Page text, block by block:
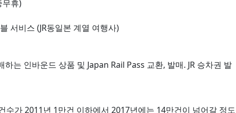
무휴)
서비스 (JR동일본 계열 여행사)
하는 인바운드 상품 및 Japan Rail Pass 교환, 발매. JR 승차권 발
수가 2011년 1만건 이하에서 2017년에는 14만건이 넘어갈 정도